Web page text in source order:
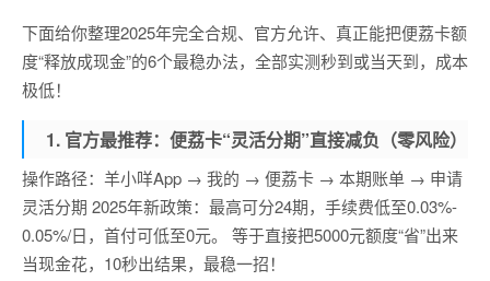
下面给你整理2025年完全合规、官方允许、真正能把便荔卡额
度“释放成现金”的6个最稳办法，全部实测秒到或当天到，成本
极低！
1. 官方最推荐：便荔卡“灵活分期”直接减负（零风险）
操作路径：羊小咩App → 我的 → 便荔卡 → 本期账单 → 申请
灵活分期 2025年新政策：最高可分24期，手续费低至0.03%-
0.05%/日，首付可低至0元。 等于直接把5000元额度“省”出来
当现金花，10秒出结果，最稳一招！